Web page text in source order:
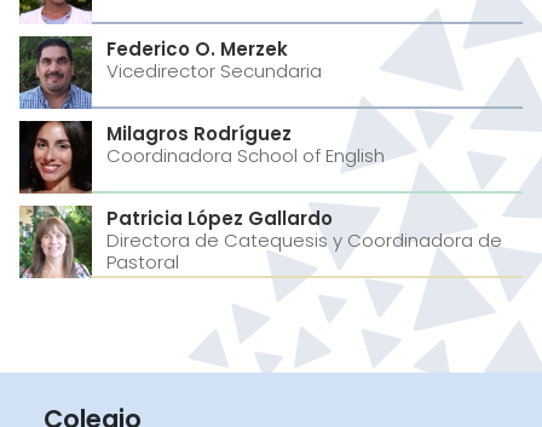
Federico O. Merzek
Vicedirector Secundaria
Milagros Rodríguez
Coordinadora School of English
Patricia López Gallardo
Directora de Catequesis y Coordinadora de
Pastoral
Colegio